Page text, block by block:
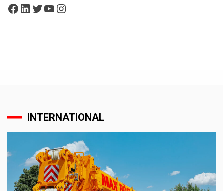
Facebook
LinkedIn
Twitter
YouTube
Instagram
INTERNATIONAL